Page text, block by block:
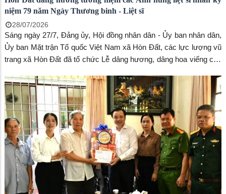
niệm 79 năm Ngày Thương binh - Liệt sĩ
28/07/2026
Sáng ngày 27/7, Đảng ủy, Hội đồng nhân dân - Ủy ban nhân dân,
Ủy ban Mặt trận Tổ quốc Việt Nam xã Hòn Đất, các lực lượng vũ
trang xã Hòn Đất đã tổ chức Lễ dâng hương, dâng hoa viếng các
năm Ngày Thương binh - Liệt sĩ (27/7/1947 - 27/7/2026).